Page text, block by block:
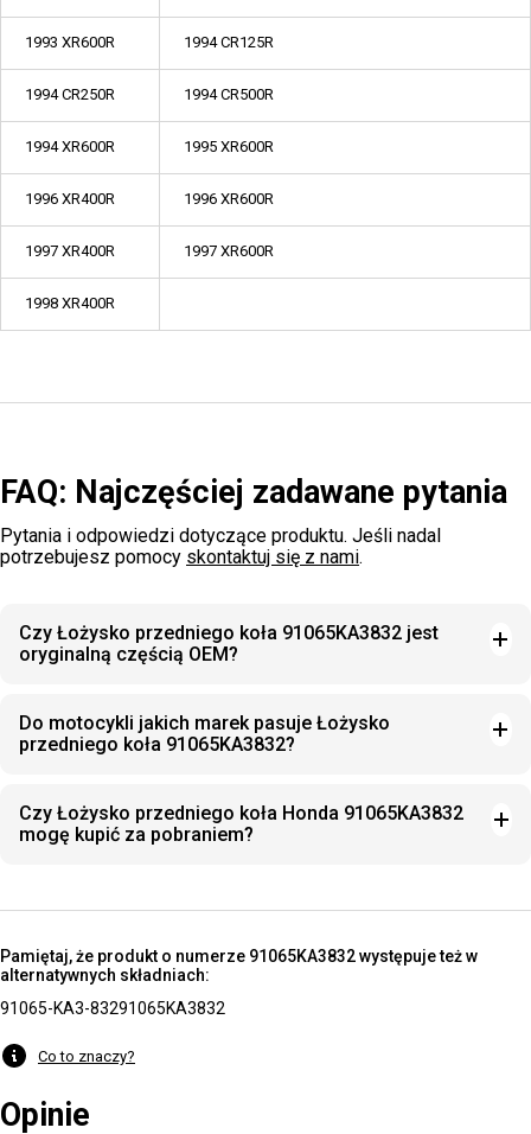
1993 XR600R 1994 CR125R
1994 CR250R 1994 CR500R
1994 XR600R 1995 XR600R
1996 XR400R 1996 XR600R
1997 XR400R 1997 XR600R
1998 XR400R
FAQ: Najczęściej zadawane pytania
Pytania i odpowiedzi dotyczące produktu. Jeśli nadal
potrzebujesz pomocy skontaktuj się z nami.
Czy Łożysko przedniego koła 91065KA3832 jest
oryginalną częścią OEM?
Do motocykli jakich marek pasuje Łożysko
przedniego koła 91065KA3832?
Czy Łożysko przedniego koła Honda 91065KA3832
mogę kupić za pobraniem?
Pamiętaj, że produkt o numerze 91065KA3832 występuje też w
alternatywnych składniach:
91065-KA3-83291065KA3832
Co to znaczy?
Opinie